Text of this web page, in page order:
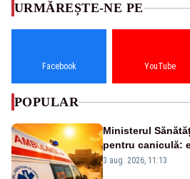
URMĂREȘTE-NE PE
Facebook YouTube
POPULAR
Ministerul
pentru caniculă:
suplimentate,
3 aug. 2026, 11:13